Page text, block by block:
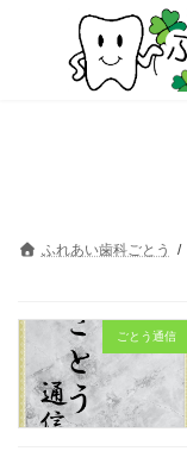
ふれあい歯科ごとう
ごとう通信